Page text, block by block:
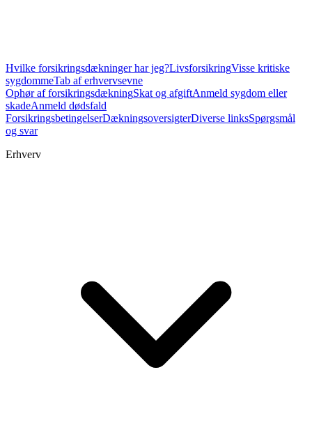
Hvilke forsikringsdækninger har jeg?LivsforsikringVisse kritiske
sygdommeTab af erhvervsevne
Ophør af forsikringsdækningSkat og afgiftAnmeld sygdom eller
skadeAnmeld dødsfald
ForsikringsbetingelserDækningsoversigterDiverse linksSpørgsmål
og svar
Erhverv